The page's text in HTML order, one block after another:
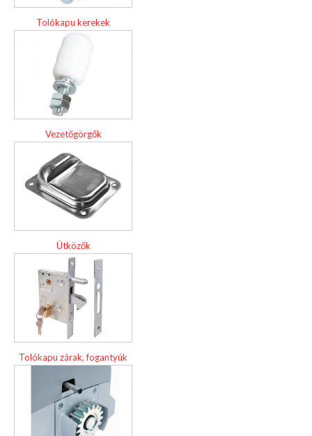
Tolókapu kerekek
Vezetőgörgők
Ütközők
Tolókapu zárak, fogantyúk